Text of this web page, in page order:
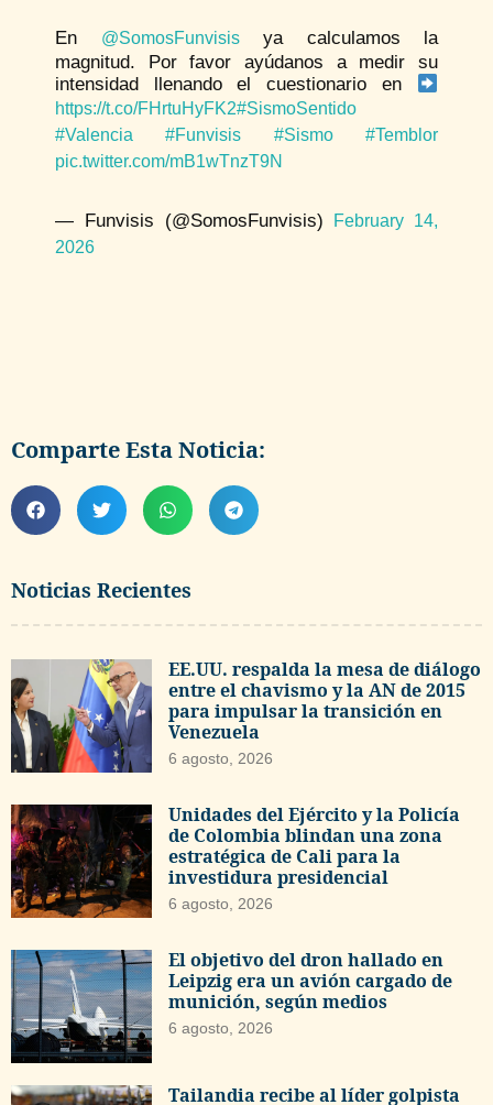
Noticias Recientes
EE.UU. respalda la mesa de diálogo
entre el chavismo y la AN de 2015
para impulsar la transición en
Venezuela
6 agosto, 2026
Unidades del Ejército y la Policía
de Colombia blindan una zona
estratégica de Cali para la
investidura presidencial
6 agosto, 2026
El objetivo del dron hallado en
Leipzig era un avión cargado de
munición, según medios
6 agosto, 2026
Tailandia recibe al líder golpista
En @SomosFunvisisya calculamos la
magnitud. Por favor ayúdanos a medir su
intensidad llenando el cuestionario en
https://t.co/FHrtuHyFK2#SismoSentido
#Valencia
#Funvisis #Sismo
#Temblor
pic.twitter.com/mB1wTnzT9N
— Funvisis (@SomosFunvisis)
February 14,
2026
Comparte Esta Noticia: